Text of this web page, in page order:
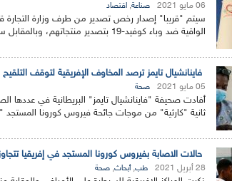
06 مايو 2021 صناعة, اقتصاد
سيتم "قريبا" إصدار رخص تصدير من طرف وزارة التجارة
الواقية ضد وباء كوفيد-19 بتصدير منتجاتهم، وبالمقابل سيتم تصدير...
فاينانشيال تايمز ترصد المخاوف الإفريقية لتوقف
05 مايو 2021 صحة
أفادت صحيفة "فاينانشيال تايمز" البريطانية في عددها
ثانية "كارثية" من موجات جائحة فيروس كورونا المستجد
حالات الاصابة بفيروس كورونا المستجد في إفريقيا تتجاوز 4 ملايين
28 أبريل 2021 طب,أبحاث, صحة